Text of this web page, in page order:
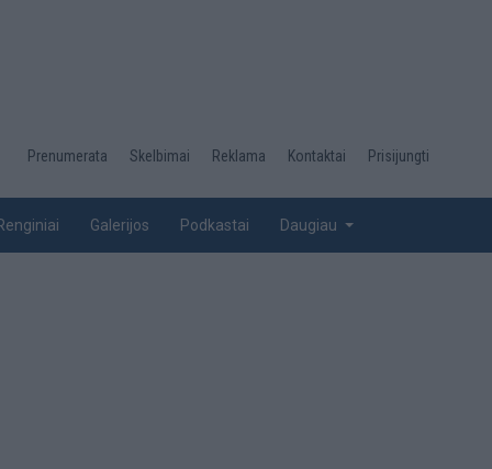
Desktop
top
Prenumerata Skelbimai Reklama Kontaktai Prisijungti
Galerijos Podkastai Daugiau